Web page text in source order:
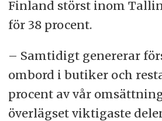
Finland störst inom
för 38 procent.
– Samtidigt genererar
ombord i butiker och
procent av vår
överlägset viktigaste